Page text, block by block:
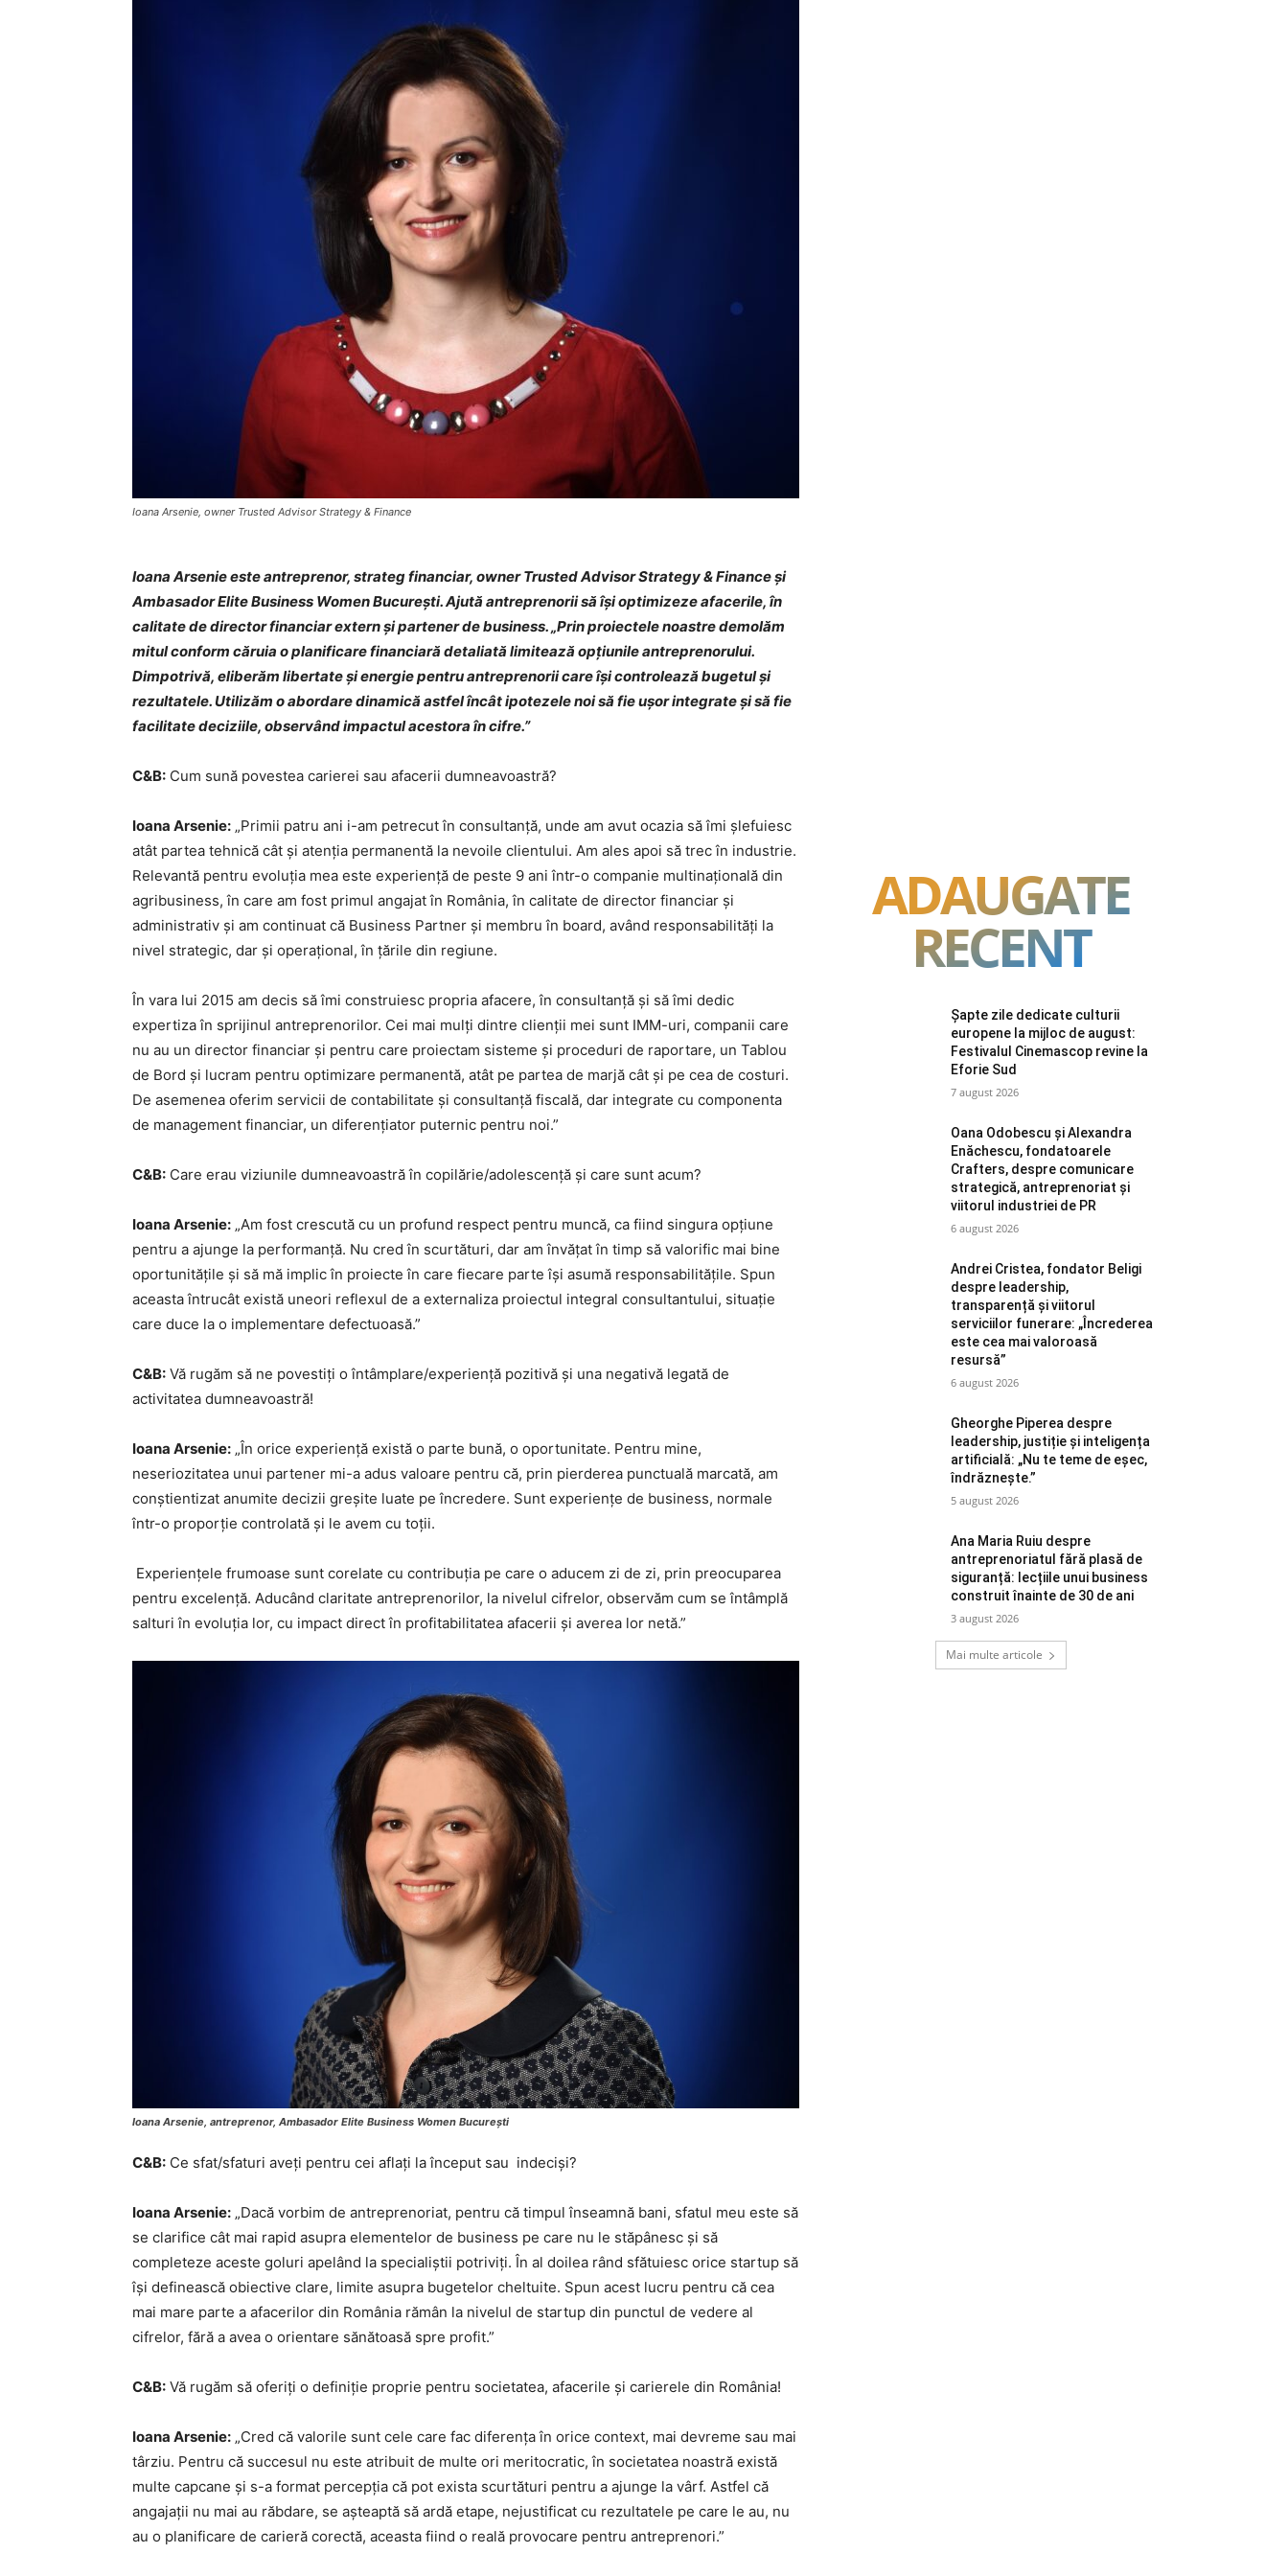
Ioana Arsenie, owner Trusted Advisor Strategy & Finance
Ioana Arsenie este antreprenor, strateg financiar, owner Trusted Advisor Strategy & Finance și
Ambasador Elite Business Women București. Ajută antreprenorii să își optimizeze afacerile, în
calitate de director financiar extern și partener de business. „Prin proiectele noastre demolăm
mitul conform căruia o planificare financiară detaliată limitează opțiunile antreprenorului.
Dimpotrivă, eliberăm libertate și energie pentru antreprenorii care își controlează bugetul și
rezultatele. Utilizăm o abordare dinamică astfel încât ipotezele noi să fie ușor integrate și să fie
facilitate deciziile, observând impactul acestora în cifre.”
C&B: Cum sună povestea carierei sau afacerii dumneavoastră?
Ioana Arsenie: „Primii patru ani i-am petrecut în consultanță, unde am avut ocazia să îmi șlefuiesc
atât partea tehnică cât și atenția permanentă la nevoile clientului. Am ales apoi să trec în industrie.
Relevantă pentru evoluția mea este experiență de peste 9 ani într-o companie multinațională din
agribusiness, în care am fost primul angajat în România, în calitate de director financiar și
administrativ și am continuat că Business Partner și membru în board, având responsabilități la
nivel strategic, dar și operațional, în țările din regiune.
În vara lui 2015 am decis să îmi construiesc propria afacere, în consultanță și să îmi dedic
expertiza în sprijinul antreprenorilor. Cei mai mulți dintre clienții mei sunt IMM-uri, companii care
nu au un director financiar și pentru care proiectam sisteme și proceduri de raportare, un Tablou
de Bord și lucram pentru optimizare permanentă, atât pe partea de marjă cât și pe cea de costuri.
De asemenea oferim servicii de contabilitate și consultanță fiscală, dar integrate cu componenta
de management financiar, un diferențiator puternic pentru noi.”
C&B: Care erau viziunile dumneavoastră în copilărie/adolescență și care sunt acum?
Ioana Arsenie: „Am fost crescută cu un profund respect pentru muncă, ca fiind singura opțiune
pentru a ajunge la performanță. Nu cred în scurtături, dar am învățat în timp să valorific mai bine
oportunitățile și să mă implic în proiecte în care fiecare parte își asumă responsabilitățile. Spun
aceasta întrucât există uneori reflexul de a externaliza proiectul integral consultantului, situație
care duce la o implementare defectuoasă.”
C&B: Vă rugăm să ne povestiți o întâmplare/experiență pozitivă și una negativă legată de
activitatea dumneavoastră!
Ioana Arsenie: „În orice experiență există o parte bună, o oportunitate. Pentru mine,
neseriozitatea unui partener mi-a adus valoare pentru că, prin pierderea punctuală marcată, am
conștientizat anumite decizii greșite luate pe încredere. Sunt experiențe de business, normale
într-o proporție controlată și le avem cu toții.
Experiențele frumoase sunt corelate cu contribuția pe care o aducem zi de zi, prin preocuparea
pentru excelență. Aducând claritate antreprenorilor, la nivelul cifrelor, observăm cum se întâmplă
salturi în evoluția lor, cu impact direct în profitabilitatea afacerii și averea lor netă.”
Ioana Arsenie, antreprenor, Ambasador Elite Business Women București
C&B: Ce sfat/sfaturi aveți pentru cei aflați la început sau indeciși?
Ioana Arsenie: „Dacă vorbim de antreprenoriat, pentru că timpul înseamnă bani, sfatul meu este să
se clarifice cât mai rapid asupra elementelor de business pe care nu le stăpânesc și să
completeze aceste goluri apelând la specialiștii potriviți. În al doilea rând sfătuiesc orice startup să
își definească obiective clare, limite asupra bugetelor cheltuite. Spun acest lucru pentru că cea
mai mare parte a afacerilor din România rămân la nivelul de startup din punctul de vedere al
cifrelor, fără a avea o orientare sănătoasă spre profit.”
C&B: Vă rugăm să oferiți o definiție proprie pentru societatea, afacerile și carierele din România!
Ioana Arsenie: „Cred că valorile sunt cele care fac diferența în orice context, mai devreme sau mai
târziu. Pentru că succesul nu este atribuit de multe ori meritocratic, în societatea noastră există
multe capcane și s-a format percepția că pot exista scurtături pentru a ajunge la vârf. Astfel că
angajații nu mai au răbdare, se așteaptă să ardă etape, nejustificat cu rezultatele pe care le au, nu
au o planificare de carieră corectă, aceasta fiind o reală provocare pentru antreprenori.”
ADAUGATE
RECENT
Șapte zile dedicate culturii
europene la mijloc de august:
Festivalul Cinemascop revine la
Eforie Sud
7 august 2026
Oana Odobescu și Alexandra
Enăchescu, fondatoarele
Crafters, despre comunicare
strategică, antreprenoriat și
viitorul industriei de PR
6 august 2026
Andrei Cristea, fondator Beligi
despre leadership,
transparență și viitorul
serviciilor funerare: „Încrederea
este cea mai valoroasă
resursă”
6 august 2026
Gheorghe Piperea despre
leadership, justiție și inteligența
artificială: „Nu te teme de eșec,
îndrăznește.”
5 august 2026
Ana Maria Ruiu despre
antreprenoriatul fără plasă de
siguranță: lecțiile unui business
construit înainte de 30 de ani
3 august 2026
Mai multe articole